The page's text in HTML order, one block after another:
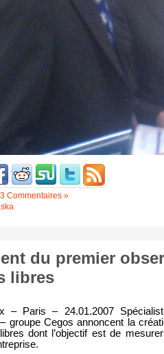
3 Commentaires »
du premier
libres
– Paris – 24.01.2007
groupe Cegos annoncent la
dont l’objectif est de